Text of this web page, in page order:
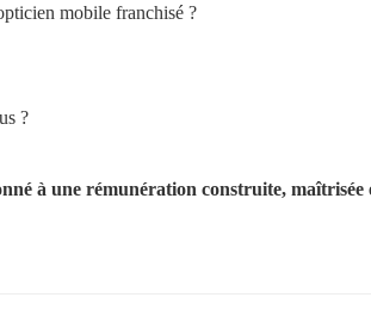
mobile franchisé ?
?
à une rémunération construite, maîtrisée